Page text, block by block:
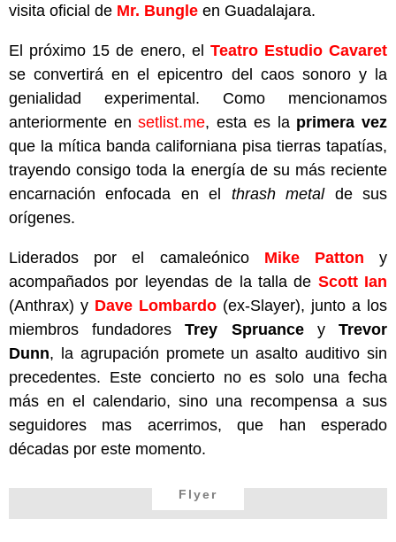
visita oficial de Mr. Bungle en Guadalajara.
El próximo 15 de enero, el Teatro Estudio Cavaret
se convertirá en el epicentro del caos sonoro y la
genialidad experimental. Como mencionamos
anteriormente ensetlist.me, esta es la primera vez
que la mítica banda californiana pisa tierras tapatías,
trayendo consigo toda la energía de su más reciente
encarnación enfocada en el thrash metalde sus
orígenes.
Liderados por el camaleónico Mike Patton y
acompañados por leyendas de la talla de Scott Ian
(Anthrax) y Dave Lombardo (ex-Slayer), junto a los
miembros fundadoresTrey SpruanceyTrevor
Dunn, la agrupación promete un asalto auditivo sin
precedentes. Este concierto no es solo una fecha
más en el calendario, sino una recompensa a sus
seguidores mas acerrimos, que han esperado
décadas por este momento.
Flyer